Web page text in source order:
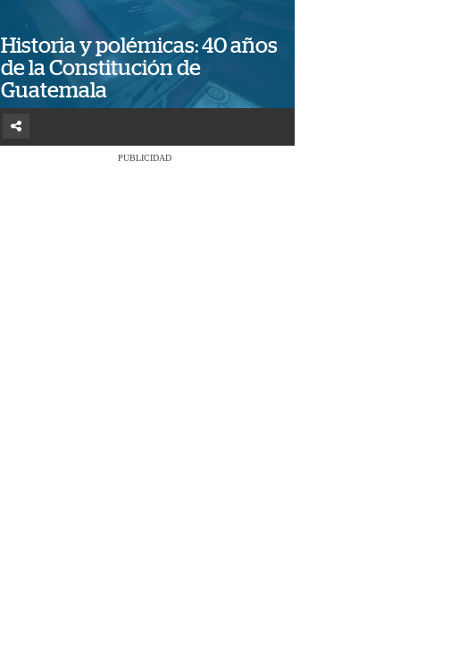
Historia y polémicas: 40 años
de la Constitución de
Guatemala
PUBLICIDAD